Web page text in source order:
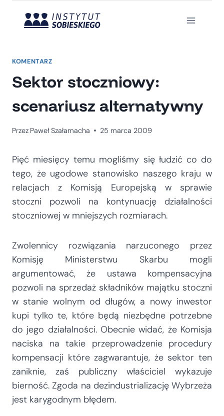
KOMENTARZ
Sektor stoczniowy:
scenariusz alternatywny
Przez Paweł Szałamacha 25 marca 2009
Pięć miesięcy temu mogliśmy się łudzić co do
tego, że ugodowe stanowisko naszego kraju w
relacjach z Komisją Europejską w sprawie
stoczni pozwoli na kontynuację działalności
stoczniowej w mniejszych rozmiarach.
Zwolennicy rozwiązania narzuconego przez
Komisję Ministerstwu Skarbu mogli
argumentować, że ustawa kompensacyjna
pozwoli na sprzedaż składników majątku stoczni
w stanie wolnym od długów, a nowy inwestor
kupi tylko te, które będą niezbędne potrzebne
do jego działalności. Obecnie widać, że Komisja
naciska na takie przeprowadzenie procedury
kompensacji które zagwarantuje, że sektor ten
zaniknie, zaś publiczny właściciel wykazuje
bierność. Zgoda na dezindustrializację Wybrzeża
jest karygodnym błędem.